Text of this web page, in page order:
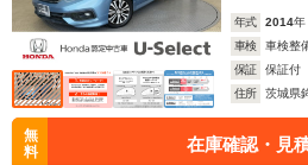
年式 2014年
車検
車検整
保証
保証付
住所
茨城県
無
料
在庫確認・見